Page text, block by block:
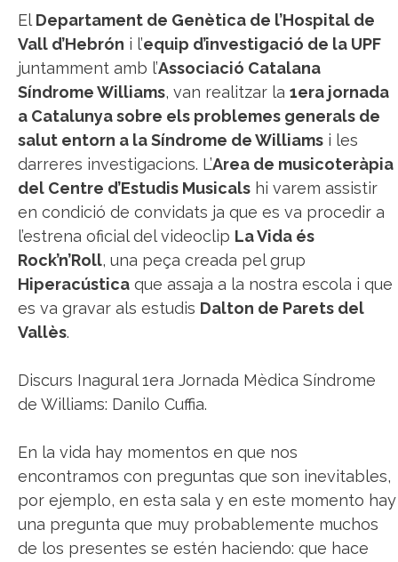
El Departament de Genètica de l’Hospital de
Vall d’Hebrón i l’equip d’investigació de la UPF
juntamment amb l’Associació Catalana
Síndrome Williams, van realitzar la 1era jornada
a Catalunya sobre els problemes generals de
salut entorn a la Síndrome de Williams i les
darreres investigacions. L’Area de musicoteràpia
del Centre d’Estudis Musicals hi varem assistir
en condició de convidats ja que es va procedir a
l’estrena oficial del videoclip La Vida és
Rock’n’Roll, una peça creada pel grup
Hiperacústica que assaja a la nostra escola i que
es va gravar als estudis Dalton de Parets del
Vallès.
Discurs Inagural 1era Jornada Mèdica Síndrome
de Williams: Danilo Cuffia.
En la vida hay momentos en que nos
encontramos con preguntas que son inevitables,
por ejemplo, en esta sala y en este momento hay
una pregunta que muy probablemente muchos
de los presentes se estén haciendo: que hace